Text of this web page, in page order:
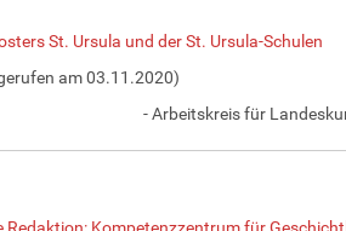
St. Ursula und der St. Ursula-Schulen
am 03.11.2020)
- Arbeitskreis für
Redaktion: Kompetenzzentrum für